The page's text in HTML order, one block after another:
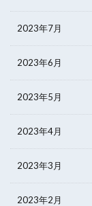
2023年7月
2023年6月
2023年5月
2023年4月
2023年3月
2023年2月